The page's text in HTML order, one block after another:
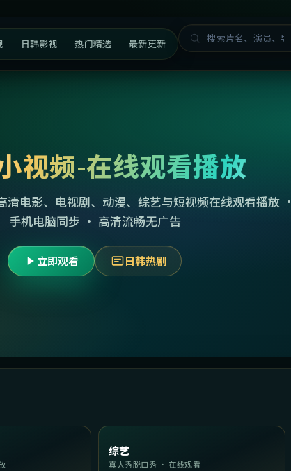
日韩影视 热门精选 最新更新
视频-在线观看播放
电影、电视剧、动漫、综艺与短视频在线观看播放 ·
手机电脑同步 · 高清流畅无广告
立即观看 日韩热剧
综艺
真人秀脱口秀 · 在线观看